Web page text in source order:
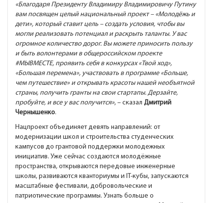
«Благодаря Президенту Владимиру Владимировичу Путину
вам посвящен целый национальный проект – «Молодёжь и
дети», который ставит цель – создать условия, чтобы вы
могли реализовать потенциал и раскрыть таланты. У вас
огромное количество дорог. Вы можете приносить пользу
и быть волонтерами в общероссийском проекте
#МЫВМЕСТЕ, проявить себя в конкурсах «Твой ход»,
«Большая перемена», участвовать в программе «Больше,
чем путешествие» и открывать красоты нашей необъятной
страны, получить гранты на свои стартапы. Дерзайте,
пробуйте, и все у вас получится», – сказал Дмитрий
Чернышенко.
Нацпроект объединяет девять направлений: от
модернизации школ и строительства студенческих
кампусов до грантовой поддержки молодежных
инициатив. Уже сейчас создаются молодёжные
пространства, открываются передовые инженерные
школы, развиваются кванториумы и IT-кубы, запускаются
масштабные фестивали, добровольческие и
патриотические программы. Узнать больше о